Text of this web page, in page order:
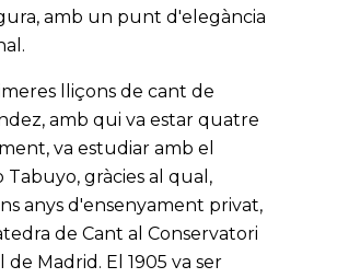
amb un punt d'elegància
lliçons de cant de
amb qui va estar quatre
va estudiar amb el
gràcies al qual,
anys d'ensenyament privat,
de Cant al Conservatori
Madrid. El 1905 va ser